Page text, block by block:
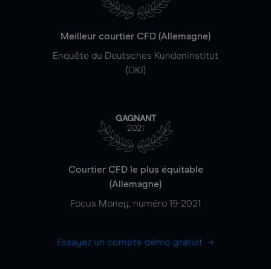
Meilleur courtier CFD (Allemagne)
Enquête du Deutsches Kundeninstitut
(DKI)
GAGNANT
2021
Courtier CFD le plus équitable
(Allemagne)
Focus Money, numéro 19-2021
Essayez un compte démo gratuit